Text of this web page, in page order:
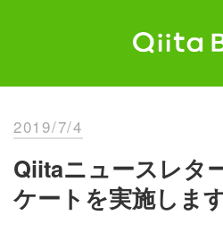
2019/7/4
Qiitaニュースレタ
ケートを実施しま